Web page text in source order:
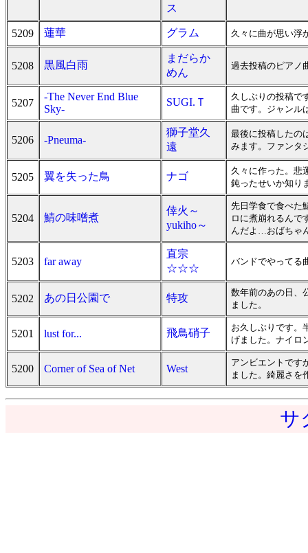
ス
5209 蓮華 グラム 久々に曲が思い浮
5208 黒風白雨
まだらか
めん
過去投稿のピアノ
5207
-The Never End Blue
Sky-
SUGI.Ｔ
久しぶりの投稿で
曲です。ジャン
5206 -Pneuma-
獅子堂久
遠
最後に投稿したの
みます。ファンタ
5205 翼を失った鳥 ナゴ
久々に作った。悲
鈍ったせいか知り
5204 鯖の味噌煮
倖火～
yukiho～
先日学食で食べた
ロに煮崩れるんで
んだよ…おばちゃ
5203 far away
直宗
☆☆☆
バンドでやってる
5202 あの日公園で 特攻
数年前のあの日、
ました。
5201 lust for... 飛鳥硝子
お久しぶりです。
げました。ナイロ
5200 Corner of Sea of Net West
アンビエントです
ました。綺麗さを
サ